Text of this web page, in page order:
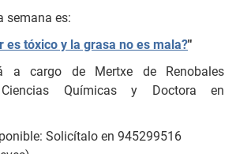
semana es:
es tóxico y la grasa no es mala?"
a cargo de Mertxe de Renobales
Químicas y Doctora en
Solicítalo en 945299516